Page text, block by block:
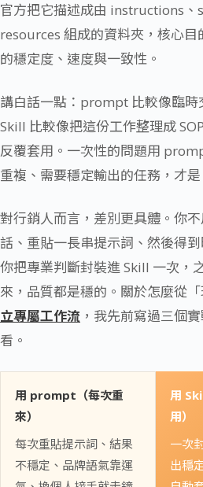
官方把它描述成由 instructions、
resources 組成的資料夾，核心目
的穩定度、速度與一致性。
講白話一點：prompt 比較像臨時
Skill 比較像把這份工作整理成
反覆套用。一次性的問題用
重複、需要穩定輸出的任務，才是
對行銷人而言，差別更具體。你
話、重貼一長串提示詞、然後得
你把專業判斷封裝進 Skill 一次，
來，品質都是穩的。關於怎麼從
立專屬工作流 ，我先前寫過三個
看。
用 prompt（每次重
來）
每次重貼提示詞、結果
不穩定、品牌語氣靠運
用
用）
一次
出穩